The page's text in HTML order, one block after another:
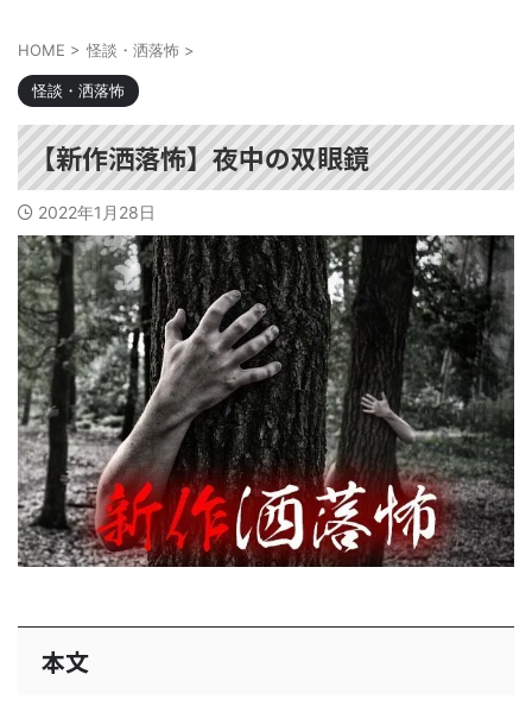
HOME > 怪談・洒落怖 >
怪談・洒落怖
【新作洒落怖】夜中の双眼鏡
2022年1月28日
本文